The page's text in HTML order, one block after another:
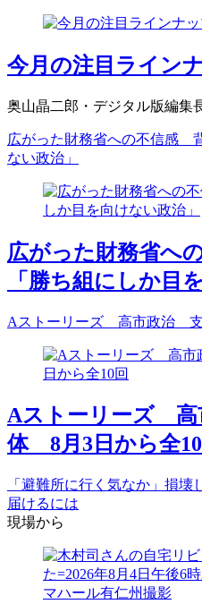
今月の注目ライン
奥山晶二郎・デジタル版編集
広がった財務省への不信感
ない政治」
広がった財務省へ
「勝ち組にしか目
Aストーリーズ 高市政治
Aストーリーズ
体 8月3日から全10
「避難所に行く気なか」損
届けるには
現場から